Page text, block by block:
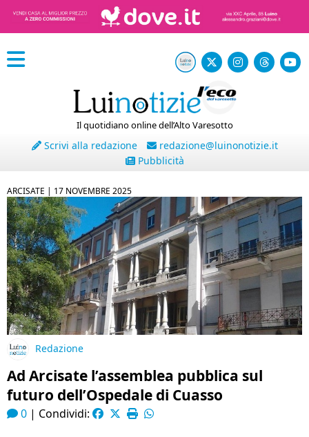
Il quotidiano online dell’Alto Varesotto
Scrivi alla redazione
redazione@luinonotizie.it
Pubblicità
ARCISATE | 17 NOVEMBRE 2025
Redazione
Ad Arcisate l’assemblea pubblica sul
futuro dell’Ospedale di Cuasso
0 | Condividi: